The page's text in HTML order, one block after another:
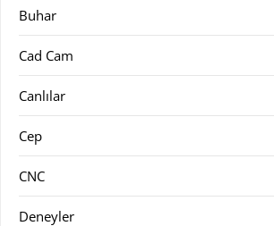
Buhar
Cad Cam
Canlılar
Cep
CNC
Deneyler